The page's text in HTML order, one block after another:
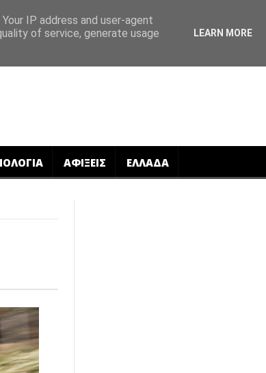
ΑΦΙΞΕΙΣ ΕΛΛΑΔΑ
IP address and user-agent
of service, generate usage
LEARN MORE